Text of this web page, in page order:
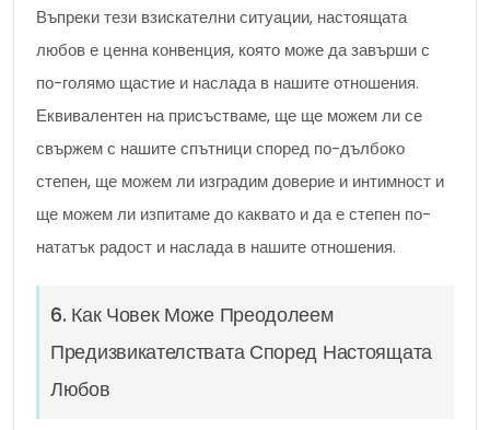
Въпреки тези взискателни ситуации, настоящата
любов е ценна конвенция, която може да завърши с
по-голямо щастие и наслада в нашите отношения.
Еквивалентен на присъстваме, ще ще можем ли се
свържем с нашите спътници според по-дълбоко
степен, ще можем ли изградим доверие и интимност и
ще можем ли изпитаме до каквато и да е степен по-
нататък радост и наслада в нашите отношения.
6. Как Човек Може Преодолеем
Предизвикателствата Според Настоящата
Любов